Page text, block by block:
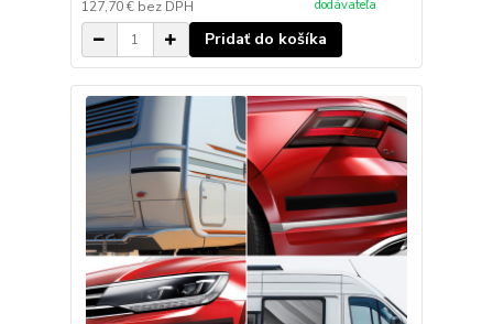
127,70 € bez DPH
dodávateľa
Pridať do košíka